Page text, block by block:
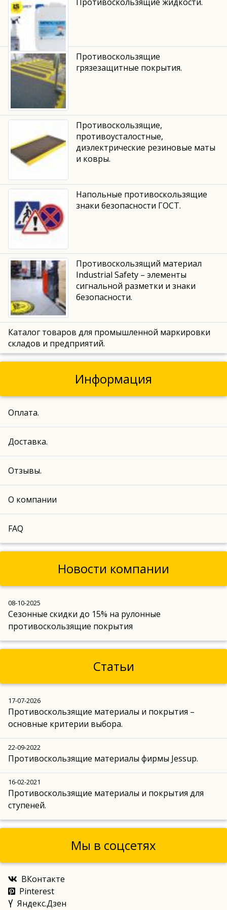
Противоскользящие
грязезащитные покрытия.
Противоскользящие,
противоусталостные,
диэлектрические резиновые маты
и ковры.
Напольные противоскользящие
знаки безопасности ГОСТ.
Противоскользящий материал
Industrial Safety – элементы
сигнальной разметки и знаки
безопасности.
Каталог товаров для промышленной маркировки
складов и предприятий.
Информация
Оплата.
Доставка.
Отзывы.
О компании
FAQ
Новости компании
08-10-2025
Сезонные скидки до 15% на рулонные
противоскользящие покрытия
Статьи
17-07-2026
Противоскользящие материалы и покрытия –
основные критерии выбора.
22-09-2022
Противоскользящие материалы фирмы Jessup.
16-02-2021
Противоскользящие материалы и покрытия для
ступеней.
Мы в соцсетях
ВКонтакте
Pinterest
Яндекс.Дзен